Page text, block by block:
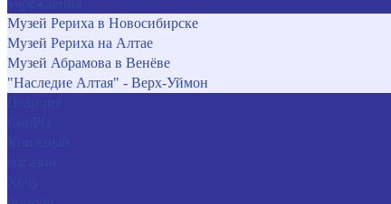
Музей Рериха в Новосибирске
Музей Рериха на Алтае
Музей Абрамова в Венёве
"Наследие Алтая" - Верх-Уймон